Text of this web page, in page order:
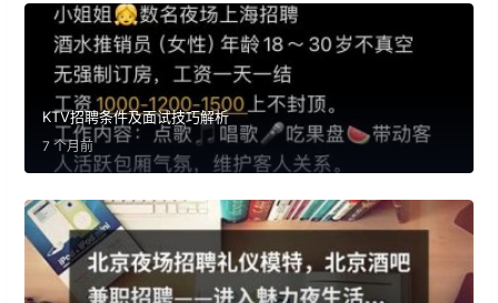
KTV招聘条件及面试技巧解析
7 个月前